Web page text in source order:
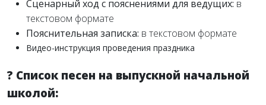
Сценарный ход с пояснениями для ведущих: в
текстовом формате
Пояснительная записка: в текстовом формате
Видео-инструкция проведения праздника
? Список песен на выпускной начальной
школой: